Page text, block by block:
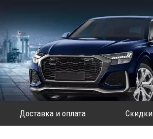
Доставка и оплата Скидки